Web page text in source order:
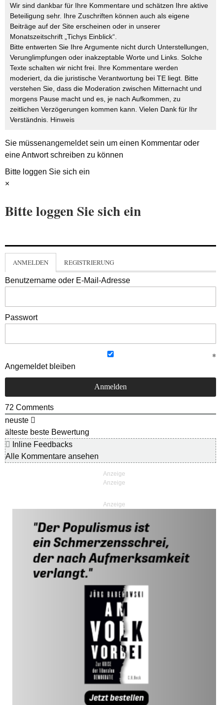
Wir sind dankbar für Ihre Kommentare und schätzen Ihre aktive
Beteiligung sehr. Ihre Zuschriften können auch als eigene
Beiträge auf der Site erscheinen oder in unserer
Monatszeitschrift „Tichys Einblick“.
Bitte entwerten Sie Ihre Argumente nicht durch Unterstellungen,
Verunglimpfungen oder inakzeptable Worte und Links. Solche
Texte schalten wir nicht frei. Ihre Kommentare werden
moderiert, da die juristische Verantwortung bei TE liegt. Bitte
verstehen Sie, dass die Moderation zwischen Mitternacht und
morgens Pause macht und es, je nach Aufkommen, zu
zeitlichen Verzögerungen kommen kann. Vielen Dank für Ihr
Verständnis. Hinweis
Sie müssenangemeldetsein um einen Kommentar oder
eine Antwort schreiben zu können
Bitte loggen Sie sich ein
×
Bitte loggen Sie sich ein
ANMELDEN REGISTRIERUNG
Benutzername oder E-Mail-Adresse
Passwort
Angemeldet bleiben
72 Comments
neuste
älteste beste Bewertung
Inline Feedbacks
Alle Kommentare ansehen
Anzeige